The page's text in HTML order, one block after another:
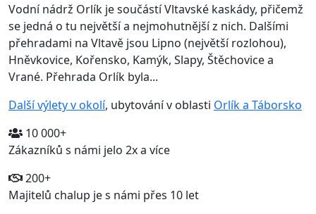
Vodní nádrž Orlík je součástí Vltavské kaskády, přičemž
se jedná o tu největší a nejmohutnější z nich. Dalšími
přehradami na Vltavě jsou Lipno (největší rozlohou),
Hněvkovice, Kořensko, Kamýk, Slapy, Štěchovice a
Vrané. Přehrada Orlík byla...
Další výlety v okolí, ubytování v oblasti Orlík a Táborsko
10 000+
Zákazníků s námi jelo 2x a více
200+
Majitelů chalup je s námi přes 10 let